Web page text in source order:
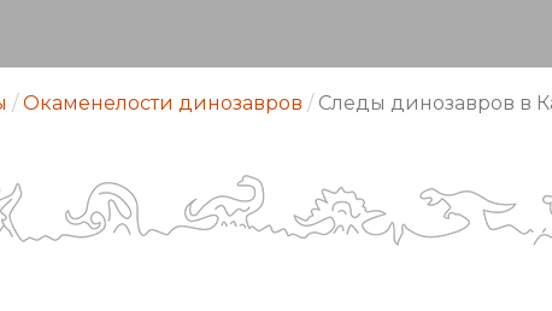
/ Окаменелости динозавров / Следы динозавров в